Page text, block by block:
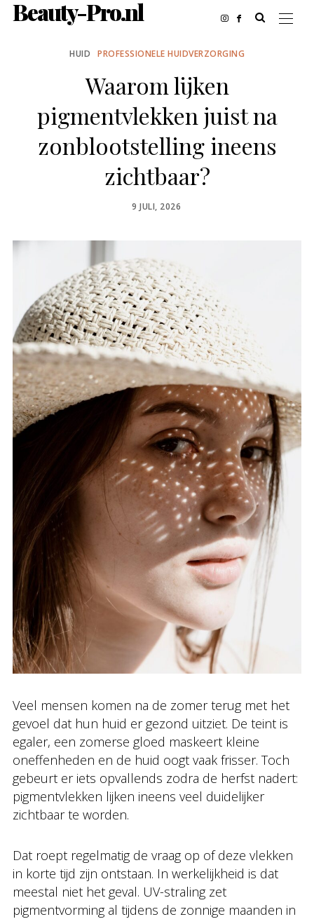
Beauty-Pro.nl
HUID PROFESSIONELE HUIDVERZORGING
Waarom lijken
pigmentvlekken juist na
zonblootstelling ineens
zichtbaar?
POSTED
9 JULI, 2026
Veel mensen komen na de zomer terug met het
gevoel dat hun huid er gezond uitziet. De teint is
egaler, een zomerse gloed maskeert kleine
oneffenheden en de huid oogt vaak frisser. Toch
gebeurt er iets opvallends zodra de herfst nadert:
pigmentvlekken lijken ineens veel duidelijker
zichtbaar te worden.
Dat roept regelmatig de vraag op of deze vlekken
in korte tijd zijn ontstaan. In werkelijkheid is dat
meestal niet het geval. UV-straling zet
pigmentvorming al tijdens de zonnige maanden in